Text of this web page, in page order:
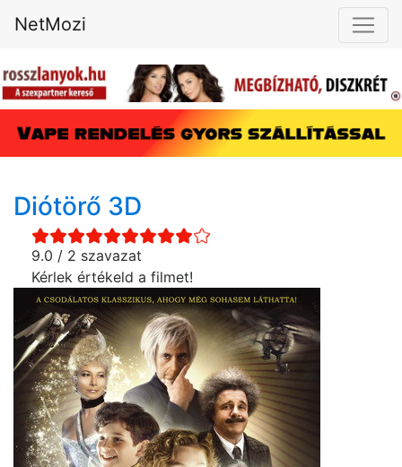
NetMozi
Diótörő 3D
9.0 / 2 szavazat
Kérlek értékeld a filmet!